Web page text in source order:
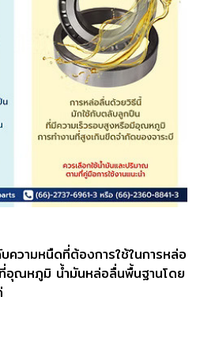
ความหนืดที่ต้องการใช้ในการหล่อ
อุณหภูมิ น้ำมันหล่อลื่นพื้นฐานโดย